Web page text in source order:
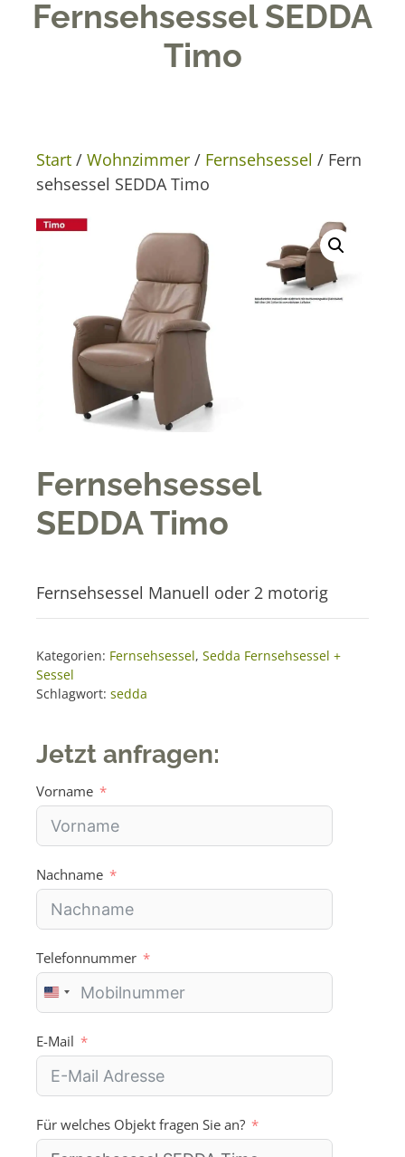
Fernsehsessel SEDDA
Timo
Start / Wohnzimmer / Fernsehsessel / Fern
sehsessel SEDDA Timo
Fernsehsessel
SEDDA Timo
Fernsehsessel Manuell oder 2 motorig
Kategorien: Fernsehsessel, Sedda Fernsehsessel +
Sessel
Schlagwort: sedda
Jetzt anfragen:
Vorname
Nachname
Telefonnummer
U
n
i
t
e
d
t
E-Mail
Für welches Objekt fragen Sie an?